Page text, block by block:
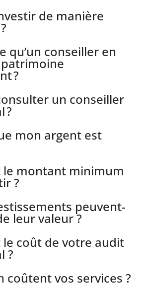
de manière
qu’un conseiller en
?
un conseiller
?
mon argent est
le montant minimum
?
peuvent-
leur valeur ?
le coût de votre audit
?
coûtent vos services ?